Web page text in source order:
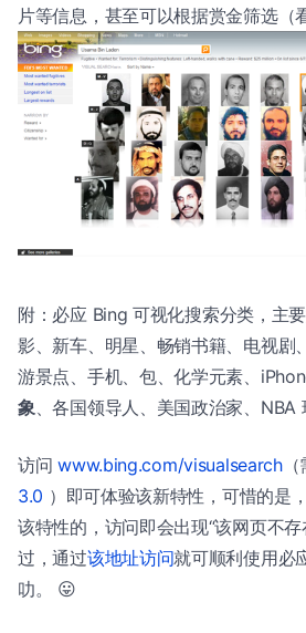
片等信息，甚至可以根据赏金筛选（
附：必应 Bing 可视化搜索分类，主
影、新车、明星、畅销书籍、电视剧
游景点、手机、包、化学元素、
象 、各国领导人、美国政治家、NBA
访问www.bing.com/visualsearch（
3.0 ）即可体验该新特性，可惜的是
该特性的，访问即会出现“该网页不
过，通过该地址访问就可顺利使用必
叻。 😛